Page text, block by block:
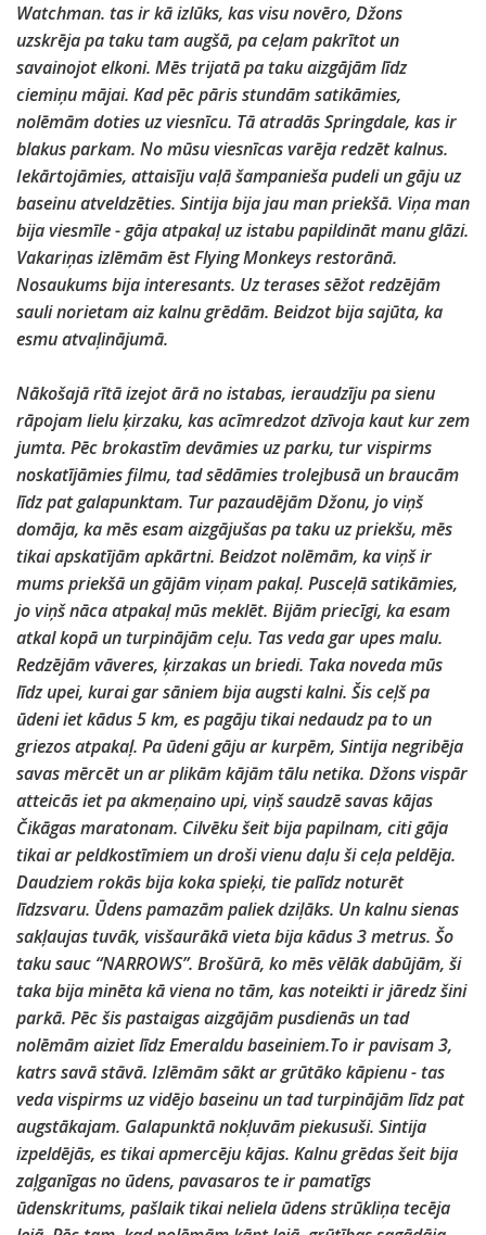
Watchman. tas ir kā izlūks, kas visu novēro, Džons
uzskrēja pa taku tam augšā, pa ceļam pakrītot un
savainojot elkoni. Mēs trijatā pa taku aizgājām līdz
ciemiņu mājai. Kad pēc pāris stundām satikāmies,
nolēmām doties uz viesnīcu. Tā atradās Springdale, kas ir
blakus parkam. No mūsu viesnīcas varēja redzēt kalnus.
Iekārtojāmies, attaisīju vaļā šampanieša pudeli un gāju uz
baseinu atveldzēties. Sintija bija jau man priekšā. Viņa man
bija viesmīle - gāja atpakaļ uz istabu papildināt manu glāzi.
Vakariņas izlēmām ēst Flying Monkeys restorānā.
Nosaukums bija interesants. Uz terases sēžot redzējām
sauli norietam aiz kalnu grēdām. Beidzot bija sajūta, ka
esmu atvaļinājumā.
Nākošajā rītā izejot ārā no istabas, ieraudzīju pa sienu
rāpojam lielu ķirzaku, kas acīmredzot dzīvoja kaut kur zem
jumta. Pēc brokastīm devāmies uz parku, tur vispirms
noskatījāmies filmu, tad sēdāmies trolejbusā un braucām
līdz pat galapunktam. Tur pazaudējām Džonu, jo viņš
domāja, ka mēs esam aizgājušas pa taku uz priekšu, mēs
tikai apskatījām apkārtni. Beidzot nolēmām, ka viņš ir
mums priekšā un gājām viņam pakaļ. Pusceļā satikāmies,
jo viņš nāca atpakaļ mūs meklēt. Bijām priecīgi, ka esam
atkal kopā un turpinājām ceļu. Tas veda gar upes malu.
Redzējām vāveres, ķirzakas un briedi. Taka noveda mūs
līdz upei, kurai gar sāniem bija augsti kalni. Šis ceļš pa
ūdeni iet kādus 5 km, es pagāju tikai nedaudz pa to un
griezos atpakaļ. Pa ūdeni gāju ar kurpēm, Sintija negribēja
savas mērcēt un ar plikām kājām tālu netika. Džons vispār
atteicās iet pa akmeņaino upi, viņš saudzē savas kājas
Čikāgas maratonam. Cilvēku šeit bija papilnam, citi gāja
tikai ar peldkostīmiem un droši vienu daļu ši ceļa peldēja.
Daudziem rokās bija koka spieķi, tie palīdz noturēt
līdzsvaru. Ūdens pamazām paliek dziļāks. Un kalnu sienas
sakļaujas tuvāk, visšaurākā vieta bija kādus 3 metrus. Šo
taku sauc “NARROWS”. Brošūrā, ko mēs vēlāk dabūjām, ši
taka bija minēta kā viena no tām, kas noteikti ir jāredz šini
parkā. Pēc šis pastaigas aizgājām pusdienās un tad
nolēmām aiziet līdz Emeraldu baseiniem.To ir pavisam 3,
katrs savā stāvā. Izlēmām sākt ar grūtāko kāpienu - tas
veda vispirms uz vidējo baseinu un tad turpinājām līdz pat
augstākajam. Galapunktā nokļuvām piekusuši. Sintija
izpeldējās, es tikai apmercēju kājas. Kalnu grēdas šeit bija
zaļganīgas no ūdens, pavasaros te ir pamatīgs
ūdenskritums, pašlaik tikai neliela ūdens strūkliņa tecēja